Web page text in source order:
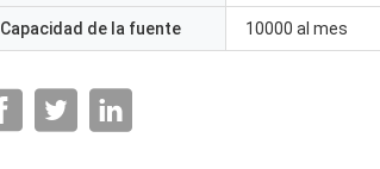
Capacidad de la fuente 10000 al mes